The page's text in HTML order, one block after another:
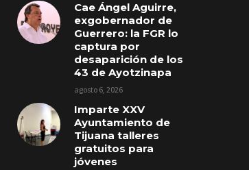
Cae Ángel Aguirre,
exgobernador de
Guerrero: la FGR lo
captura por
desaparición de los
43 de Ayotzinapa
agosto 6, 2026
Imparte XXV
Ayuntamiento de
Tijuana talleres
gratuitos para
jóvenes